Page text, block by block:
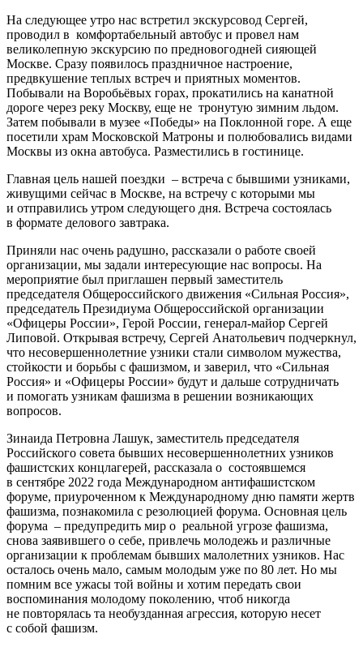
На следующее утро нас встретил экскурсовод Сергей,
проводил в комфортабельный автобус и провел нам
великолепную экскурсию по предновогодней сияющей
Москве. Сразу появилось праздничное настроение,
предвкушение теплых встреч и приятных моментов.
Побывали на Воробьёвых горах, прокатились на канатной
дороге через реку Москву, еще не тронутую зимним льдом.
Затем побывали в музее «Победы» на Поклонной горе. А еще
посетили храм Московской Матроны и полюбовались видами
Москвы из окна автобуса. Разместились в гостинице.
Главная цель нашей поездки – встреча с бывшими узниками,
живущими сейчас в Москве, на встречу с которыми мы
и отправились утром следующего дня. Встреча состоялась
в формате делового завтрака.
Приняли нас очень радушно, рассказали о работе своей
организации, мы задали интересующие нас вопросы. На
мероприятие был приглашен первый заместитель
председателя Общероссийского движения «Сильная Россия»,
председатель Президиума Общероссийской организации
«Офицеры России», Герой России, генерал-майор Сергей
Липовой. Открывая встречу, Сергей Анатольевич подчеркнул,
что несовершеннолетние узники стали символом мужества,
стойкости и борьбы с фашизмом, и заверил, что «Сильная
Россия» и «Офицеры России» будут и дальше сотрудничать
и помогать узникам фашизма в решении возникающих
вопросов.
Зинаида Петровна Лашук, заместитель председателя
Российского совета бывших несовершеннолетних узников
фашистских концлагерей, рассказала о состоявшемся
в сентябре 2022 года Международном антифашистском
форуме, приуроченном к Международному дню памяти жертв
фашизма, познакомила с резолюцией форума. Основная цель
форума – предупредить мир о реальной угрозе фашизма,
снова заявившего о себе, привлечь молодежь и различные
организации к проблемам бывших малолетних узников. Нас
осталось очень мало, самым молодым уже по 80 лет. Но мы
помним все ужасы той войны и хотим передать свои
воспоминания молодому поколению, чтоб никогда
не повторялась та необузданная агрессия, которую несет
с собой фашизм.